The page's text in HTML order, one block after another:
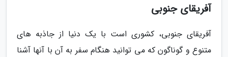
آفریقای جنوبی
آفریقای جنوبی، کشوری است با یک دنیا از جاذبه های
متنوع و گوناگون که می توانید هنگام سفر به آن با آنها آشنا